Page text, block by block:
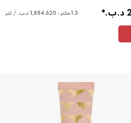
1.3 ملتر - ‏1,884.620 د.ب.‏ / لتر